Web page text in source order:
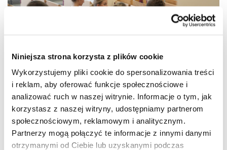
Niniejsza strona korzysta z plików cookie
Wykorzystujemy pliki cookie do spersonalizowania treści
i reklam, aby oferować funkcje społecznościowe i
analizować ruch w naszej witrynie. Informacje o tym, jak
korzystasz z naszej witryny, udostępniamy partnerom
społecznościowym, reklamowym i analitycznym.
Partnerzy mogą połączyć te informacje z innymi danymi
otrzymanymi od Ciebie lub uzyskanymi podczas